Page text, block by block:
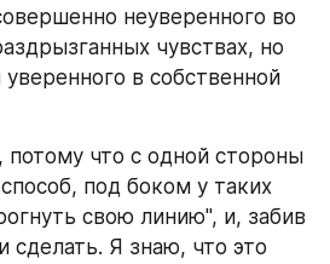
неуверенного во
чувствах, но
уверенного в собственной
что с одной стороны
под боком у таких
свою линию", и, забив
сделать. Я знаю, что это